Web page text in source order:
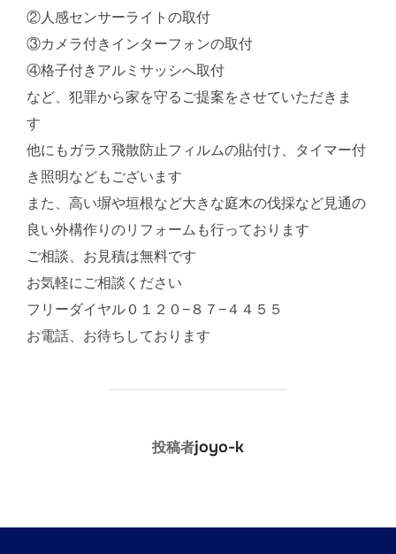
②人感センサーライトの取付
③カメラ付きインターフォンの取付
④格子付きアルミサッシへ取付
など、犯罪から家を守るご提案をさせていただきま
す
他にもガラス飛散防止フィルムの貼付け、タイマー付
き照明などもございます
また、高い塀や垣根など大きな庭木の伐採など見通の
良い外構作りのリフォームも行っております
ご相談、お見積は無料です
お気軽にご相談ください
フリーダイヤル０１２０−８７−４４５５
お電話、お待ちしております
投稿者
投稿者joyo-k